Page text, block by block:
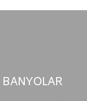
BANYOLAR